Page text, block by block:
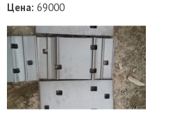
Цена: 69000